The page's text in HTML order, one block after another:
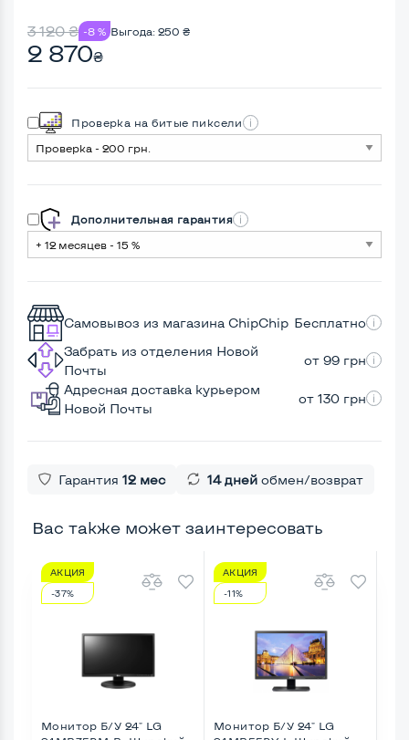
3 120₴ -8 % Выгода: 250 ₴
2 870₴
Проверка на битые пиксели
Дополнительная гарантия
Самовывоз из магазина ChipChip Бесплатно
Забрать из отделения Новой
Почты
от 99 грн
Адресная доставка курьером
Новой Почты
от 130 грн
Гарантия 12 мес 14 дней обмен/возврат
Вас также может заинтересовать
АКЦИЯ
-37%
Монитор Б/У 24" LG
АКЦИЯ
-11%
Монитор Б/У 24" LG